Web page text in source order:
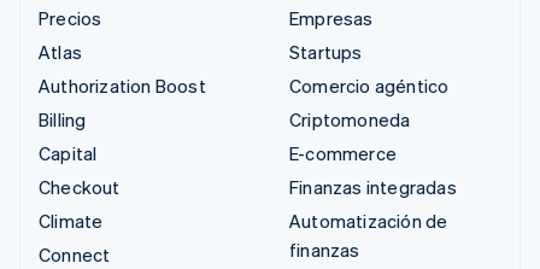
Precios
Atlas
Authorization Boost
Billing
Capital
Checkout
Climate
Connect
Empresas
Startups
Comercio agéntico
Criptomoneda
E-commerce
Finanzas integradas
Automatización de
finanzas